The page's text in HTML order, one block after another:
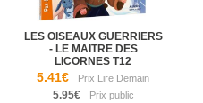
LES OISEAUX GUERRIERS
- LE MAITRE DES
LICORNES T12
5.41€
5.95€